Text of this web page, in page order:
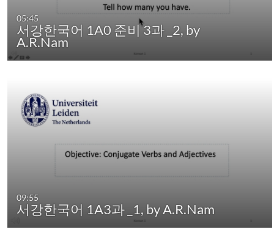
05:45
서강한국어 1A0 준비 3과 _2, by
A.R.Nam
09:55
서강한국어 1A3과 _1, by A.R.Nam